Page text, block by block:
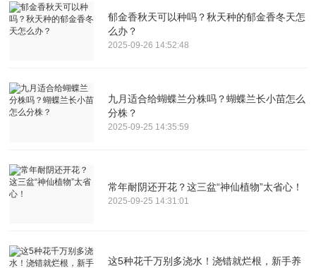
郁金香秋天可以种吗？秋天种的郁金香冬天怎
么办？
2025-09-26 14:52:48
九月适合给蝴蝶兰分株吗？蝴蝶兰长小苗怎么
分株？
2025-09-25 14:35:59
常年耐阴还开花？这三盆“神仙植物”太省心！
2025-09-25 14:31:01
这5种花千万别多浇水！浇错就烂根，新手养